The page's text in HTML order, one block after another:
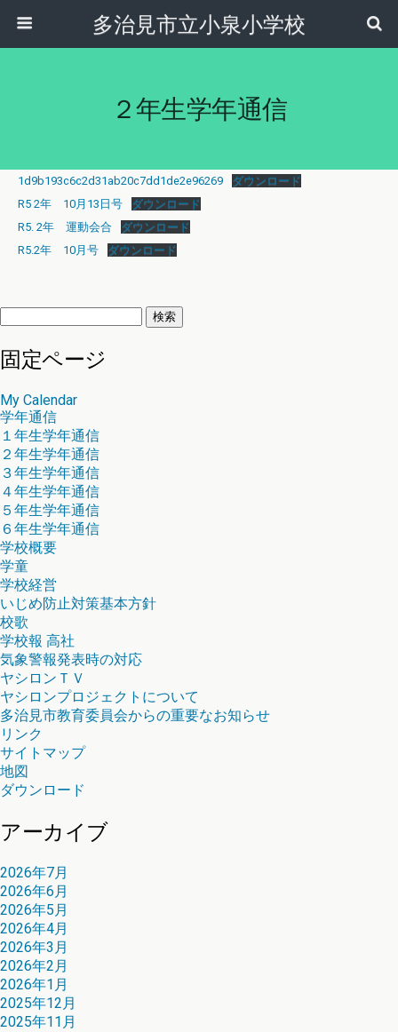
多治見市立小泉小学校
２年生学年通信
1d9b193c6c2d31ab20c7dd1de2e96269
ダウンロード
R5 2年 10月13日号
ダウンロード
R5. 2年 運動会合
ダウンロード
R5.2年 10月号
ダウンロード
検
固定ページ
My Calendar
学年通信
１年生学年通信
２年生学年通信
３年生学年通信
４年生学年通信
５年生学年通信
６年生学年通信
学校概要
学童
学校経営
いじめ防止対策基本方針
校歌
学校報 高社
気象警報発表時の対応
ヤシロンＴＶ
ヤシロンプロジェクトについて
多治見市教育委員会からの重要なお知らせ
リンク
サイトマップ
地図
ダウンロード
アーカイブ
2026年7月
2026年6月
2026年5月
2026年4月
2026年3月
2026年2月
2026年1月
2025年12月
2025年11月